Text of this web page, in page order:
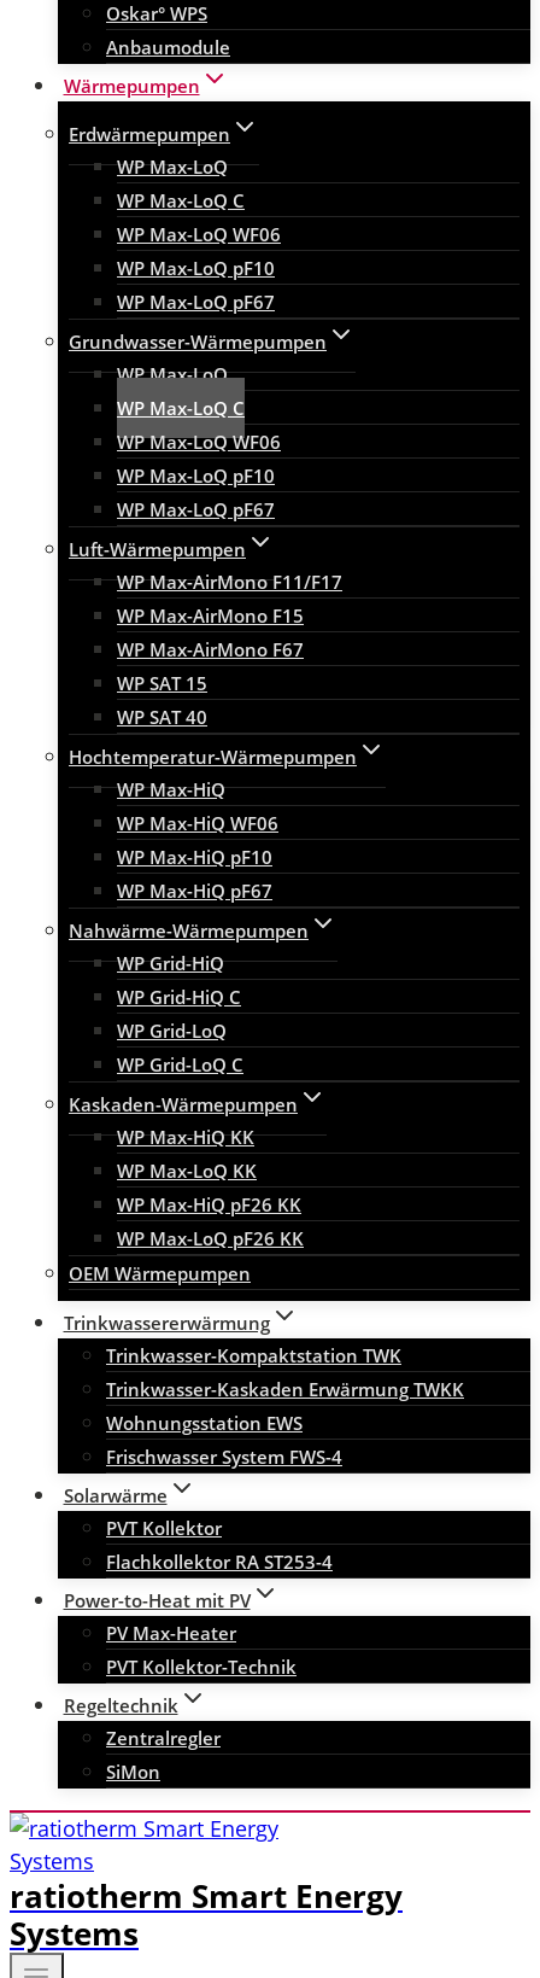
Oskar° WPS
Anbaumodule
Wärmepumpen
Erdwärmepumpen
WP Max-LoQ
WP Max-LoQ C
WP Max-LoQ WF06
WP Max-LoQ pF10
WP Max-LoQ pF67
Grundwasser-Wärmepumpen
WP Max-LoQ
WP Max-LoQ C
WP Max-LoQ WF06
WP Max-LoQ pF10
WP Max-LoQ pF67
Luft-Wärmepumpen
WP Max-AirMono F11/F17
WP Max-AirMono F15
WP Max-AirMono F67
WP SAT 15
WP SAT 40
Hochtemperatur-Wärmepumpen
WP Max-HiQ
WP Max-HiQ WF06
WP Max-HiQ pF10
WP Max-HiQ pF67
Nahwärme-Wärmepumpen
WP Grid-HiQ
WP Grid-HiQ C
WP Grid-LoQ
WP Grid-LoQ C
Kaskaden-Wärmepumpen
WP Max-HiQ KK
WP Max-LoQ KK
WP Max-HiQ pF26 KK
WP Max-LoQ pF26 KK
OEM Wärmepumpen
Trinkwassererwärmung
Trinkwasser-Kompaktstation TWK
Trinkwasser-Kaskaden Erwärmung TWKK
Wohnungsstation EWS
Frischwasser System FWS-4
Solarwärme
PVT Kollektor
Flachkollektor RA ST253-4
Power-to-Heat mit PV
PV Max-Heater
PVT Kollektor-Technik
Regeltechnik
Zentralregler
SiMon
ratiotherm Smart Energy
Systems